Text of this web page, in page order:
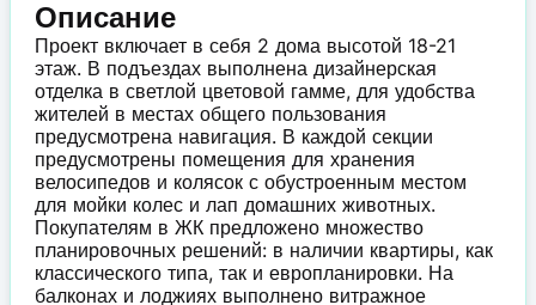
Описание
Проект включает в себя 2 дома высотой 18-21
этаж. В подъездах выполнена дизайнерская
отделка в светлой цветовой гамме, для удобства
жителей в местах общего пользования
предусмотрена навигация. В каждой секции
предусмотрены помещения для хранения
велосипедов и колясок с обустроенным местом
для мойки колес и лап домашних животных.
Покупателям в ЖК предложено множество
планировочных решений: в наличии квартиры, как
классического типа, так и европланировки. На
балконах и лоджиях выполнено витражное